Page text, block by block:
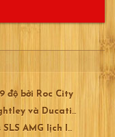
độ bởi Roc City
và Ducati 750
AMG lịch lãm